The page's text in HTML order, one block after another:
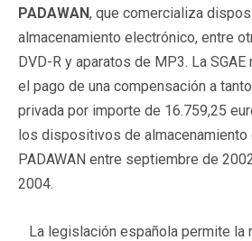
PADAWAN, que comercializa
almacenamiento electrónico, entre
DVD-R y aparatos de MP3. La SGAE
el pago de una compensación a
privada por importe de 16.759,25
los dispositivos de
PADAWAN entre septiembre de
2004.
La legislación española permite la